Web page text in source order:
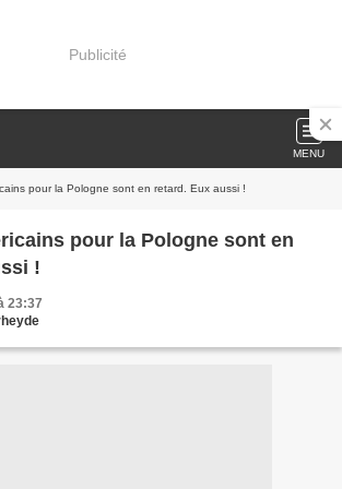
Publicité
MENU
pour la Pologne sont en retard. Eux aussi !
pour la Pologne sont en
!
23:37